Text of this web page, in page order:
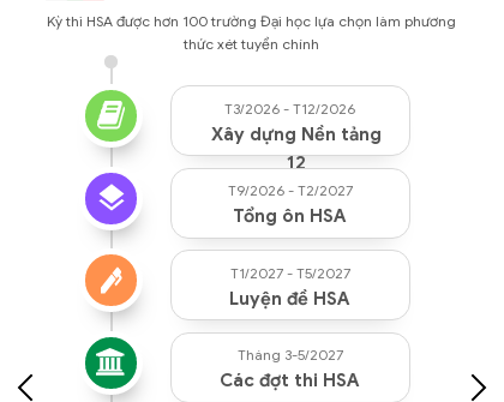
Kỳ thi HSA được hơn 100 trường Đại học lựa chọn làm phương
thức xét tuyển chính
T3/2026 - T12/2026
Xây dựng Nền tảng
12
T9/2026 - T2/2027
Tổng ôn HSA
T1/2027 - T5/2027
Luyện đề HSA
Tháng 3-5/2027
Các đợt thi HSA